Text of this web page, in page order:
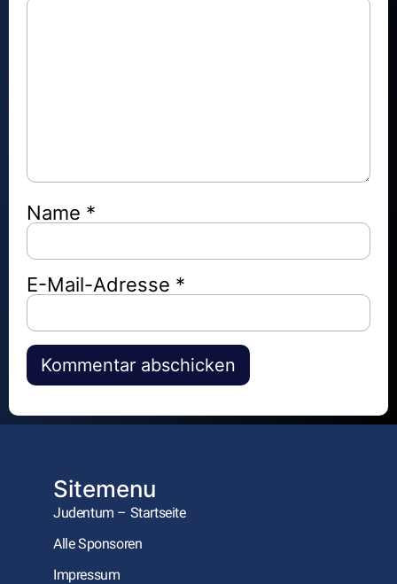
Name *
E-Mail-Adresse *
Alternative:
Sitemenu
Judentum – Startseite
Alle Sponsoren
Impressum